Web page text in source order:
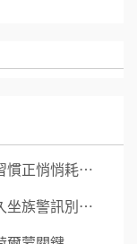
慣正悄悄耗⋯
坐族警訊別⋯